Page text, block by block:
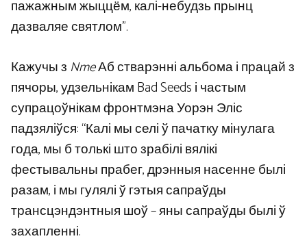
пажажным жыццём, калі-небудзь прынц
дазваляе святлом”.
Кажучы з NmeАб стварэнні альбома і працай з
пячоры, удзельнікам Bad Seeds і частым
супрацоўнікам фронтмэна Уорэн Эліс
падзяліўся: “Калі мы селі ў пачатку мінулага
года, мы б толькі што зрабілі вялікі
фестывальны прабег, дрэнныя насенне былі
разам, і мы гулялі ў гэтыя сапраўды
трансцэндэнтныя шоў – яны сапраўды былі ў
захапленні.